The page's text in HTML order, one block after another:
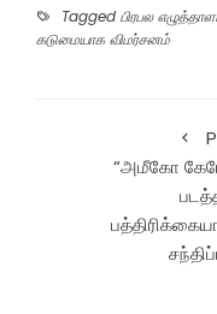
Tagged பிரபல
கடுமையாக விமர்சனம்
“அமீகோ